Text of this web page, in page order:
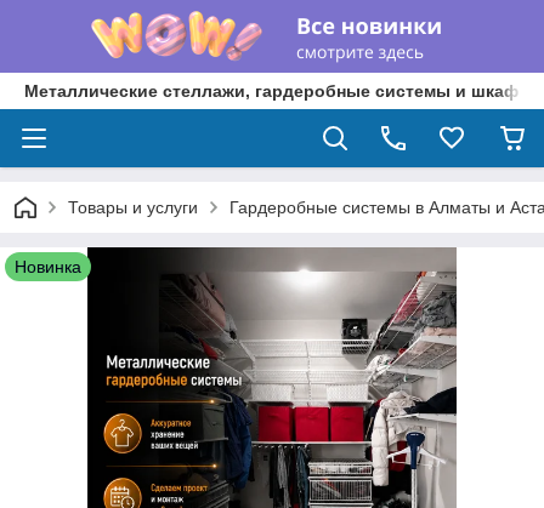
Металлические стеллажи, гардеробные системы и шкафы
Товары и услуги Гардеробные системы в Алматы и
Новинка